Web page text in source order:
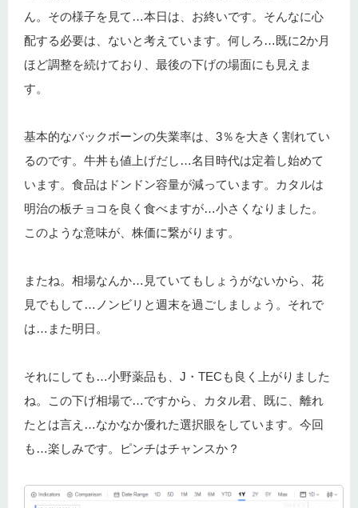
ん。その様子を見て…本日は、お終いです。そんなに心
配する必要は、ないと考えています。何しろ…既に2か月
ほど調整を続けており、最後の下げの場面にも見えま
す。
基本的なバックボーンの失業率は、3％を大きく割れてい
るのです。牛丼も値上げだし…名目時代は定着し始めて
います。食品はドンドン容量が減っています。カタルは
明治の板チョコを良く食べますが…小さくなりました。
このような意味が、株価に繋がります。
またね。相場なんか…見ていてもしょうがないから、花
見でもして…ノンビリと週末を過ごしましょう。それで
は…また明日。
それにしても…小野薬品も、J・TECも良く上がりました
ね。この下げ相場で…ですから、カタル君、既に、離れ
たとは言え…なかなか優れた選択眼をしています。今回
も…楽しみです。ピンチはチャンスか？